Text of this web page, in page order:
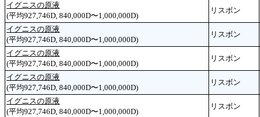
イグニスの原液
(平均927,746D, 840,000D〜1,000,000D)
リスボン
イグニスの原液
(平均927,746D, 840,000D〜1,000,000D)
リスボン
イグニスの原液
(平均927,746D, 840,000D〜1,000,000D)
リスボン
イグニスの原液
(平均927,746D, 840,000D〜1,000,000D)
リスボン
イグニスの原液
(平均927,746D, 840,000D〜1,000,000D)
リスボン